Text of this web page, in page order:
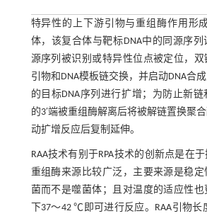
特异性的上下游引物与重组酶作用形
体，该复合体与靶标DNA中的同源序列
源序列被识别或特异性位点被定位，双
引物和DNA模板链交换，并启动DNA合
的目标DNA序列进行扩增；为防止新
的3′端被重组酶解离后将被解链置换聚
动扩增反应后复制延伸。
RAA技术有别于RPA技术的创新点是在
重组酶来源比较广泛，主要来源是稳
菌而不是噬菌体；且对温度的适应性
下37～42 ℃即可进行反应。RAA引物长